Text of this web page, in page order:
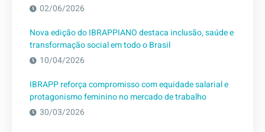
02/06/2026
Nova edição do IBRAPPIANO destaca inclusão, saúde e
transformação social em todo o Brasil
10/04/2026
IBRAPP reforça compromisso com equidade salarial e
protagonismo feminino no mercado de trabalho
30/03/2026